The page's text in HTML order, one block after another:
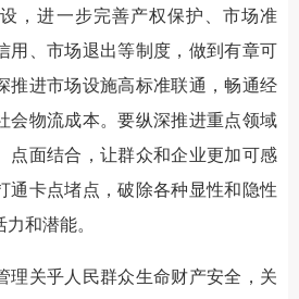
，进一步完善产权保护、市场准
用、市场退出等制度，做到有章可
推进市场设施高标准联通，畅通经
会物流成本。要纵深推进重点领域
点面结合，让群众和企业更加可感
通卡点堵点，破除各种显性和隐性
和潜能。
关乎人民群众生命财产安全，关